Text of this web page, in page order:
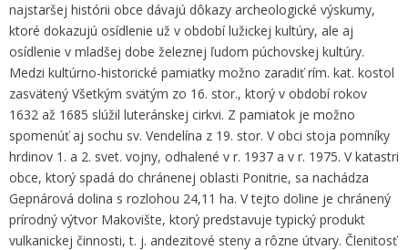
najstaršej histórii obce dávajú dôkazy archeologické výskumy,
ktoré dokazujú osídlenie už v období lužickej kultúry, ale aj
osídlenie v mladšej dobe železnej ľudom púchovskej kultúry.
Medzi kultúrno-historické pamiatky možno zaradiť rím. kat. kostol
zasvätený Všetkým svätým zo 16. stor., ktorý v období rokov
1632 až 1685 slúžil luteránskej cirkvi. Z pamiatok je možno
spomenúť aj sochu sv. Vendelína z 19. stor. V obci stoja pomníky
hrdinov 1. a 2. svet. vojny, odhalené v r. 1937 a v r. 1975. V katastri
obce, ktorý spadá do chránenej oblasti Ponitrie, sa nachádza
Gepnárová dolina s rozlohou 24,11 ha. V tejto doline je chránený
prírodný výtvor Makovište, ktorý predstavuje typický produkt
vulkanickej činnosti, t. j. andezitové steny a rôzne útvary. Členitosť